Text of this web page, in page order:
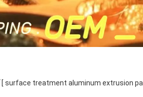
[ surface treatment aluminum extrusion